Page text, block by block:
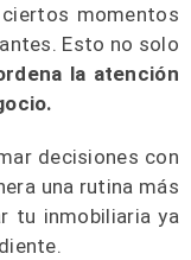
momentos
Esto no solo
la atención
decisiones con
una rutina más
tu inmobiliaria ya